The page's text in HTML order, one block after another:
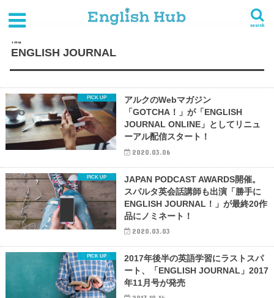
search
タグ : ENGLISH JOURNAL
TAG
ENGLISH JOURNAL
アルクのWebマガジン
「GOTCHA！」が「ENGLISH
JOURNAL ONLINE」としてリニュ
ーアル配信スタート！
2020.03.06
JAPAN PODCAST AWARDS開催。
スパルタ英会話講師も出演「勝手に
ENGLISH JOURNAL！」が最終20作
品にノミネート！
2020.03.03
2017年後半の英語学習にラストスパ
ート、「ENGLISH JOURNAL」2017
年11月号が発売